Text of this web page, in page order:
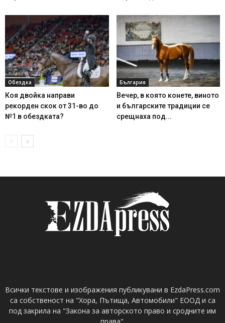
Обездка
Коя двойка направи
рекорден скок от 31-во до
№1 в обездката?
България
Вечер, в която конете, виното
и българските традиции се
срещнаха под...
Всички текстове и изображения публикувани в EzdaPress.com
са собственост на "Хора, Пътища, Автомобили" ЕООД и са
под закрила на "Закона за авторското право и сродните им
права".